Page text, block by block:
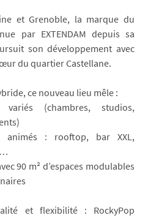
et Grenoble, la marque du
par EXTENDAM depuis sa
son développement avec
du quartier Castellane.
ce nouveau lieu mêle :
(chambres, studios,
: rooftop, bar XXL,
90 m² d’espaces modulables
et flexibilité : RockyPop